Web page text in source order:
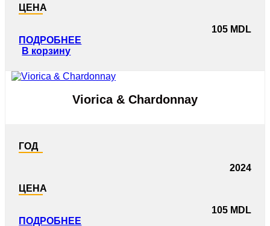
ЦЕНА
105 MDL
ПОДРОБНЕЕ
В корзину
Viorica & Chardonnay
ГОД
2024
ЦЕНА
105 MDL
ПОДРОБНЕЕ